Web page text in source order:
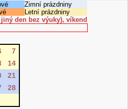
Zimní prázdniny
Letní prázdniny
den bez výuky), víkend
7
14
21
28